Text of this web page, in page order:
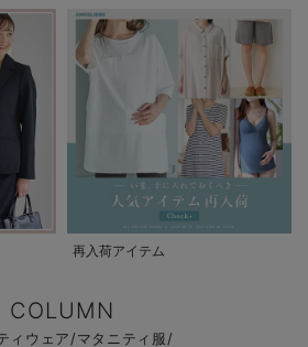
再入荷アイテム
COLUMN
ィウェア/マタニティ服/